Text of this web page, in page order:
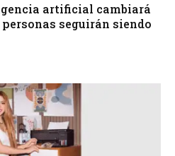
artificial cambiará
seguirán siendo